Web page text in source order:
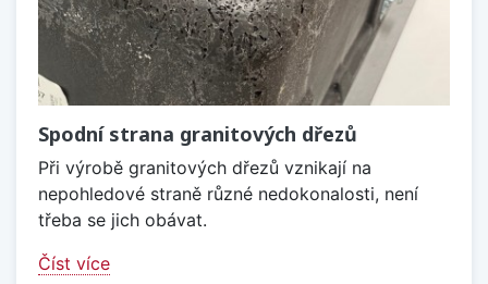
Spodní strana granitových dřezů
Při výrobě granitových dřezů vznikají na
nepohledové straně různé nedokonalosti, není
třeba se jich obávat.
Číst více